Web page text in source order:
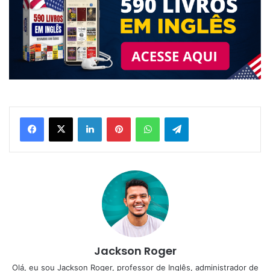
LinkedinPinterestWhatsAppTelegram
Jackson Roger
Olá, eu sou Jackson Roger, professor de Inglês, administrador de